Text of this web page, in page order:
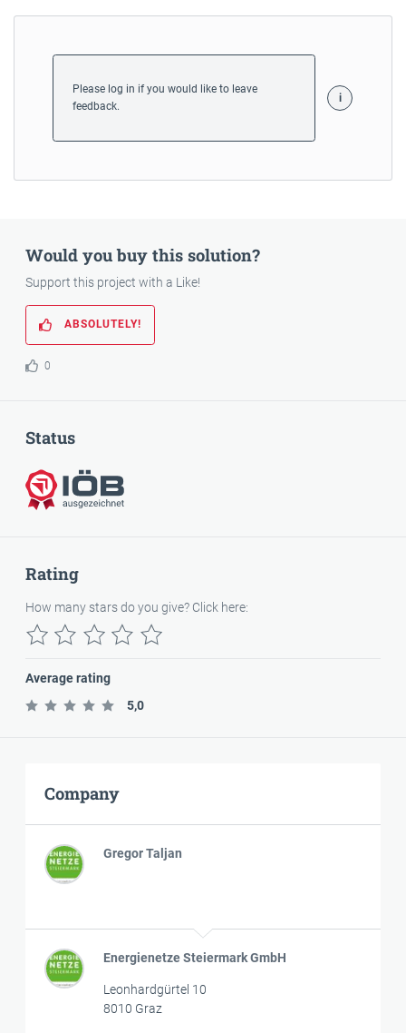
Please log in if you would like to leave
feedback.
Would you buy this solution?
Support this project with a Like!
ABSOLUTELY!
0
Status
Awarded
Rating
How many stars do you give? Click here:
Average rating
5,0
Company
Gregor Taljan
Energienetze Steiermark GmbH
Leonhardgürtel 10
8010 Graz